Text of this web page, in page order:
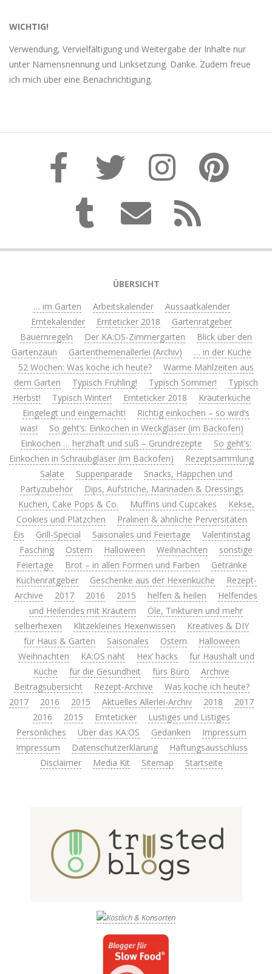
WICHTIG!
Verwendung, Vervielfältigung und Weitergabe der Inhalte nur
unter Namensnennung und Linksetzung. Danke. Zudem freue
ich mich über eine Benachrichtigung.
ÜBERSICHT
… im Garten
Arbeitskalender
Aussaatkalender
Erntekalender
Ernteticker 2018
Gartenratgeber
Bauernregeln
Der KA:OS-Zimmergarten
Blick über den
Gartenzaun
Gartenthemenallerlei (Archiv)
… in der Küche
52 Wochen: Was koche ich heute?
Warme Mahlzeiten aus
dem Garten
Typisch Frühling! Typisch Sommer!
Typisch
Herbst!
Typisch Winter! Ernteticker 2018
Kräuterküche
Eingelegt und eingemacht!
Richtig einkochen – so wird’s
was!
So geht’s: Einkochen in Weckgläser (im Backofen)
Einkochen … herzhaft und süß – Grundrezepte
So geht’s:
Einkochen in Schraubgläser (im Backofen)
Rezeptsammlung
Salate
Suppenparade
Snacks, Häppchen und
Partyzubehör
Dips, Aufstriche, Marinaden & Dressings
Kuchen, Cake Pops & Co.
Muffins und Cupcakes
Kekse,
Cookies und Plätzchen
Pralinen & ähnliche Perversitäten
Eis
Grill-Special Saisonales und Feiertage
Valentinstag
Fasching
Ostern Halloween Weihnachten
sonstige
Feiertage
Brot – in allen Formen und Farben
Getränke
Küchenratgeber
Geschenke aus der Hexenküche
Rezept-
Archive
2017 2016 2015 helfen & heilen
Helfendes
und Heilendes mit Kräutern
Öle, Tinkturen und mehr
selberhexen
Klitzekleines Hexenwissen
Kreatives & DIY
für Haus & Garten
Saisonales Ostern
Halloween
Weihnachten
KA:OS näht Hex’ hacks
für Haushalt und
Küche
für die Gesundheit fürs Büro
Archive
Beitragsübersicht
Rezept-Archive
Was koche ich heute?
2017
2016 2015 Aktuelles Allerlei-Archiv 2018
2017
2016
2015 Ernteticker
Lustiges und Listiges
Persönliches
Über das KA:OS Gedanken
Impressum
Impressum
Datenschutzerklärung
Haftungsausschluss
Disclaimer
Media Kit Sitemap Startseite